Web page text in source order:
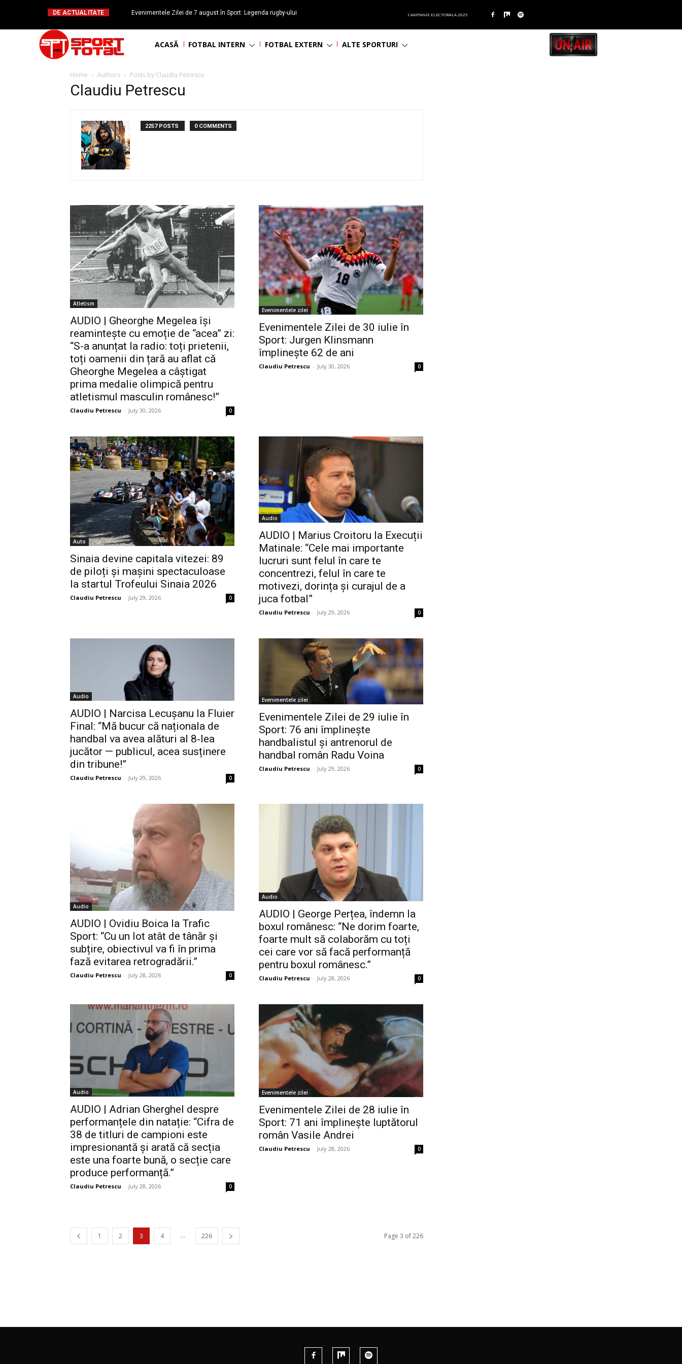
DE ACTUALITATE
Evenimentele Zilei de 7 august în Sport: Legenda rugby-ului
CAMPANIE ELECTORALA 2025
ACASĂ FOTBAL INTERN FOTBAL EXTERN ALTE SPORTURI
Home Authors Posts by Claudiu Petrescu
Claudiu Petrescu
2257 POSTS 0 COMMENTS
Atletism
AUDIO | Gheorghe Megelea își
reamintește cu emoție de “acea” zi:
“S-a anunțat la radio: toți prietenii,
toți oamenii din țară au aflat că
Gheorghe Megelea a câștigat
prima medalie olimpică pentru
atletismul masculin românesc!”
Claudiu Petrescu - July 30, 2026 0
Evenimentele zilei
Evenimentele Zilei de 30 iulie în
Sport: Jurgen Klinsmann
împlinește 62 de ani
Claudiu Petrescu - July 30, 2026 0
Auto
Sinaia devine capitala vitezei: 89
de piloți și mașini spectaculoase
la startul Trofeului Sinaia 2026
Claudiu Petrescu - July 29, 2026 0
Audio
AUDIO | Marius Croitoru la Execuții
Matinale: “Cele mai importante
lucruri sunt felul în care te
concentrezi, felul în care te
motivezi, dorința și curajul de a
juca fotbal”
Claudiu Petrescu - July 29, 2026 0
Audio
AUDIO | Narcisa Lecușanu la Fluier
Final: “Mă bucur că naționala de
handbal va avea alături al 8‑lea
jucător — publicul, acea susținere
din tribune!”
Claudiu Petrescu - July 29, 2026 0
Evenimentele zilei
Evenimentele Zilei de 29 iulie în
Sport: 76 ani împlinește
handbalistul și antrenorul de
handbal român Radu Voina
Claudiu Petrescu - July 29, 2026 0
Audio
AUDIO | Ovidiu Boica la Trafic
Sport: “Cu un lot atât de tânăr și
subțire, obiectivul va fi în prima
fază evitarea retrogradării.”
Claudiu Petrescu - July 28, 2026 0
Audio
AUDIO | George Perțea, îndemn la
boxul românesc: “Ne dorim foarte,
foarte mult să colaborăm cu toți
cei care vor să facă performanță
pentru boxul românesc.”
Claudiu Petrescu - July 28, 2026 0
Audio
AUDIO | Adrian Gherghel despre
performanțele din natație: “Cifra de
38 de titluri de campioni este
impresionantă și arată că secția
este una foarte bună, o secție care
produce performanță.”
Claudiu Petrescu - July 28, 2026 0
Evenimentele zilei
Evenimentele Zilei de 28 iulie în
Sport: 71 ani împlinește luptătorul
român Vasile Andrei
Claudiu Petrescu - July 28, 2026 0
1 2 3 4 ... 226 Page 3 of 226